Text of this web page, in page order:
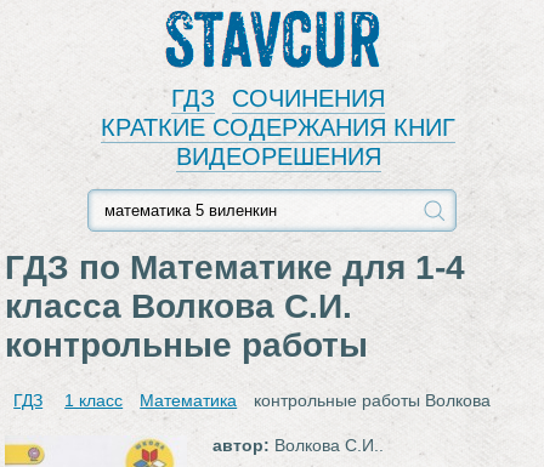
Stavcur
ГДЗ
СОЧИНЕНИЯ
КРАТКИЕ СОДЕРЖАНИЯ КНИГ
ВИДЕОРЕШЕНИЯ
ГДЗ по Математике для 1‐4
класса Волкова С.И.
контрольные работы
ГДЗ 1 класс Математика контрольные работы Волкова
автор: Волкова С.И..